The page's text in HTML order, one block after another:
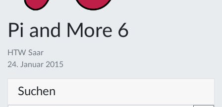
Pi and More 6
HTW Saar
24. Januar 2015
Suchen